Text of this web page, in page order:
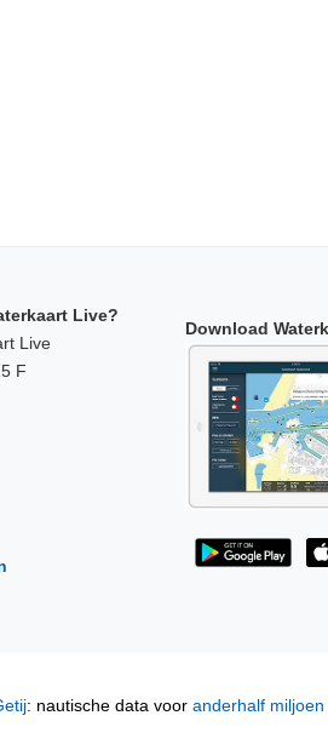
Live?
Live
F
Download
: nautische data voor anderhalf